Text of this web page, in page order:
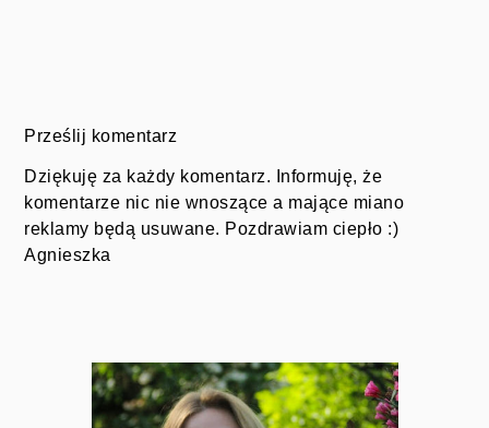
Prześlij komentarz
Dziękuję za każdy komentarz. Informuję, że
komentarze nic nie wnoszące a mające miano
reklamy będą usuwane. Pozdrawiam ciepło :)
Agnieszka